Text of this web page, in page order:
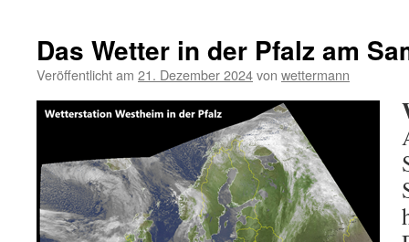
Das Wetter in der Pfalz am
Veröffentlicht am 21. Dezember 2024von wettermann